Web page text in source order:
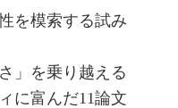
を模索する試み
」を乗り越える
に富んだ11論文